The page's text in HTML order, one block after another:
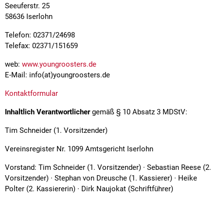
Seeuferstr. 25
58636 Iserlohn
Telefon: 02371/24698
Telefax: 02371/151659
web: www.youngroosters.de
E-Mail: info(at)youngroosters.de
Kontaktformular
Inhaltlich Verantwortlichergemäß § 10 Absatz 3 MDStV:
Tim Schneider (1. Vorsitzender)
Vereinsregister Nr. 1099 Amtsgericht Iserlohn
Vorstand: Tim Schneider (1. Vorsitzender) · Sebastian Reese (2.
Vorsitzender) · Stephan von Dreusche (1. Kassierer) · Heike
Polter (2. Kassiererin) · Dirk Naujokat (Schriftführer)